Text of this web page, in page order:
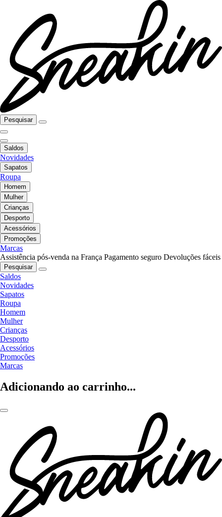
Pesquisar
Saldos
Novidades
Sapatos
Roupa
Homem
Mulher
Crianças
Desporto
Acessórios
Promoções
Marcas
Assistência pós-venda na França Pagamento seguro Devoluções fáceis
Pesquisar
Saldos
Novidades
Sapatos
Roupa
Homem
Mulher
Crianças
Desporto
Acessórios
Promoções
Marcas
Adicionando ao carrinho...